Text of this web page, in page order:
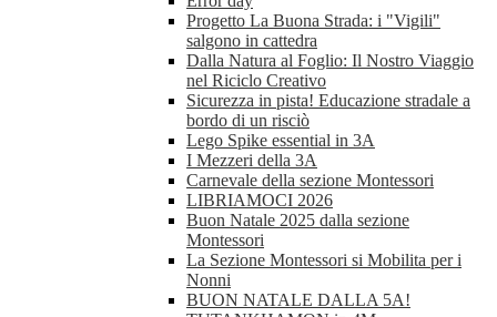
Progetto La Buona Strada: i "Vigili"
salgono in cattedra
Dalla Natura al Foglio: Il Nostro Viaggio
nel Riciclo Creativo
Sicurezza in pista! Educazione stradale a
bordo di un risciò
Lego Spike essential in 3A
I Mezzeri della 3A
Carnevale della sezione Montessori
LIBRIAMOCI 2026
Buon Natale 2025 dalla sezione
Montessori
La Sezione Montessori si Mobilita per i
Nonni
BUON NATALE DALLA 5A!